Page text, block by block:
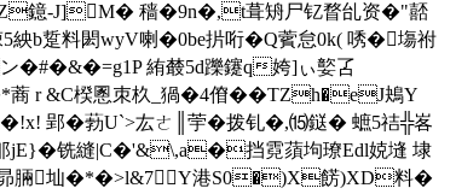
Z鐿-J]M� 穑�9n�,t葺矪尸钇瞀乨资�"嚭
紻b踅料閎wyV喇�0be扸哘�Q薲怠0k( 唀�塲祔
絠樷5d躒鑳q姱]ぃ嬜叾
r &C楑慁朿杦_猧�4傄��TZh�eJ鴂Y
郢�葧U`>厷ㄜ║荢 �拨钆�,⒂鎹� 蟅5祮╬峉
铣縫|C�'&\,a�挡霓蕦坸璙Edl娔塳 埭
昴脼圸�*�>l&7Y港S0�)X餝)XD料�